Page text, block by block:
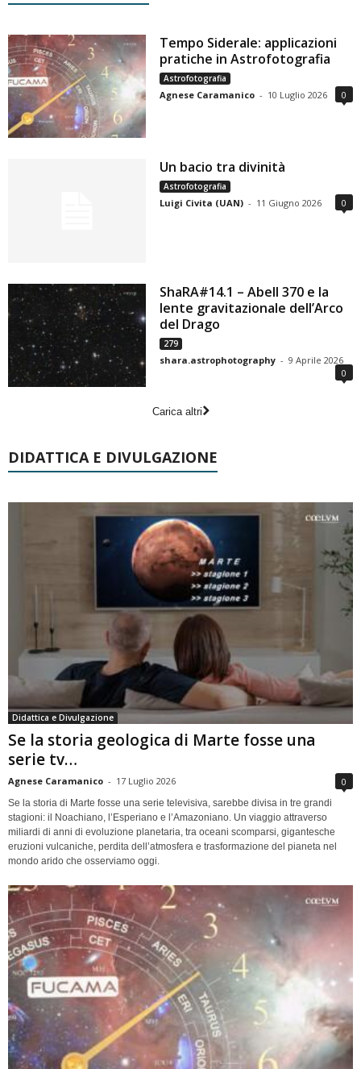
Tempo Siderale: applicazioni
pratiche in Astrofotografia
Astrofotografia
Agnese Caramanico - 10 Luglio 2026 0
Un bacio tra divinità
Astrofotografia
Luigi Civita (UAN) - 11 Giugno 2026 0
ShaRA#14.1 – Abell 370 e la
lente gravitazionale dell’Arco
del Drago
279
shara.astrophotography - 9 Aprile 2026
0
Carica altri
DIDATTICA E DIVULGAZIONE
Didattica e Divulgazione
Se la storia geologica di Marte fosse una
serie tv…
Agnese Caramanico - 17 Luglio 2026 0
Se la storia di Marte fosse una serie televisiva, sarebbe divisa in tre grandi
stagioni: il Noachiano, l’Esperiano e l’Amazoniano. Un viaggio attraverso
miliardi di anni di evoluzione planetaria, tra oceani scomparsi, gigantesche
eruzioni vulcaniche, perdita dell’atmosfera e trasformazione del pianeta nel
mondo arido che osserviamo oggi.